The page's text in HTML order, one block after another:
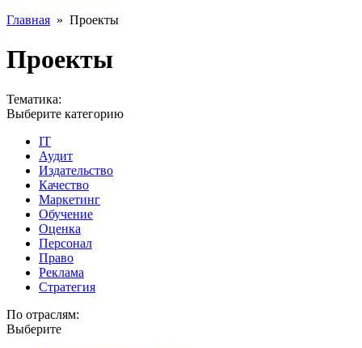
Главная » Проекты
Проекты
Тематика:
Выберите категорию
IT
Аудит
Издательство
Качество
Маркетинг
Обучение
Оценка
Персонал
Право
Реклама
Стратегия
По отраслям:
Выберите